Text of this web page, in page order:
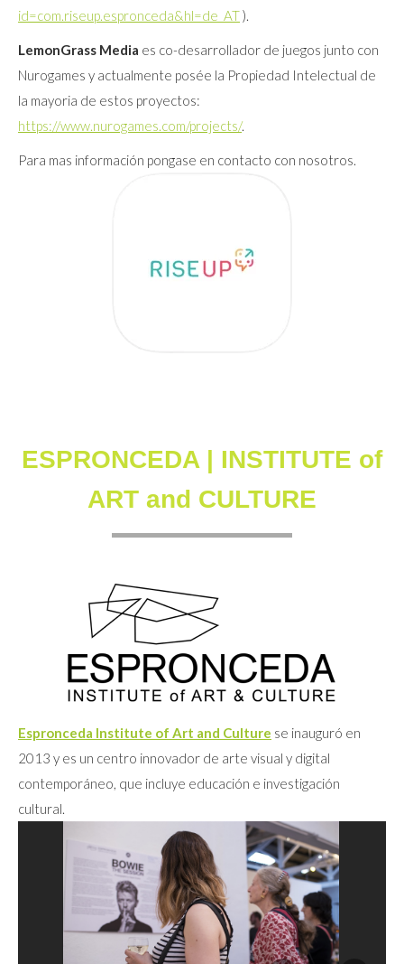
id=com.riseup.espronceda&hl=de_AT).
LemonGrass Media es co-desarrollador de juegos junto con
Nurogames y actualmente posée la Propiedad Intelectual de
la mayoria de estos proyectos:
https://www.nurogames.com/projects/.
Para mas información pongase en contacto con nosotros.
ESPRONCEDA | INSTITUTE of
ART and CULTURE
Espronceda Institute of Art and Culture se inauguró en
2013 y es un centro innovador de arte visual y digital
contemporáneo, que incluye educación e investigación
cultural.